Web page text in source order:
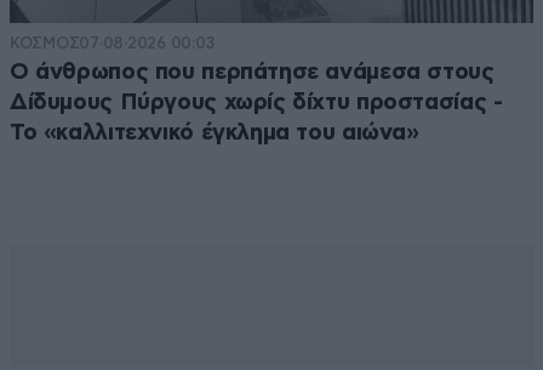
ΚΟΣΜΟΣ07·08·2026 00:03
Ο άνθρωπος που περπάτησε ανάμεσα στους
Δίδυμους Πύργους χωρίς δίχτυ προστασίας -
Το «καλλιτεχνικό έγκλημα του αιώνα»